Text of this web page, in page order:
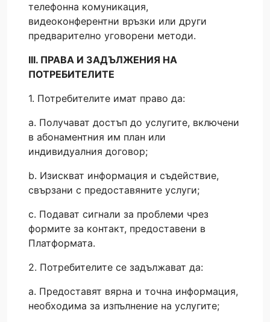
телефонна комуникация,
видеоконферентни връзки или други
предварително уговорени методи.
III. ПРАВА И ЗАДЪЛЖЕНИЯ НА
ПОТРЕБИТЕЛИТЕ
1. Потребителите имат право да:
a. Получават достъп до услугите, включени
в абонаментния им план или
индивидуалния договор;
b. Изискват информация и съдействие,
свързани с предоставяните услуги;
c. Подават сигнали за проблеми чрез
формите за контакт, предоставени в
Платформата.
2. Потребителите се задължават да:
a. Предоставят вярна и точна информация,
необходима за изпълнение на услугите;